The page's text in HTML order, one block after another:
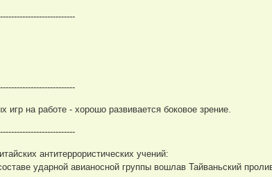
на работе - хорошо развивается боковое зрение.
антитеррористических учений:
ударной авианосной группы вошлав Тайваньский